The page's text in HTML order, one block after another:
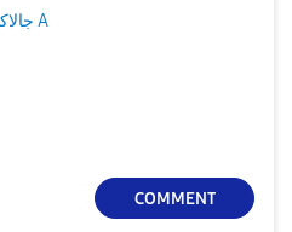
جالاكسى A
COMMENT